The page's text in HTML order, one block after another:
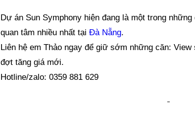
Dự án Sun Symphony hiện đang là một trong
quan tâm nhiều nhất tại Đà Nẵng.
Liên hệ em Thảo ngay để giữ sớm những căn:
đợt tăng giá mới.
Hotline/zalo: 0359 881 629